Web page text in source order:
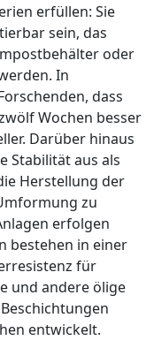
erfüllen: Sie
sein, das
oder
In
dass
Wochen besser
Darüber hinaus
Stabilität aus als
Herstellung der
zu
erfolgen
bestehen in einer
für
und andere ölige
entwickelt.